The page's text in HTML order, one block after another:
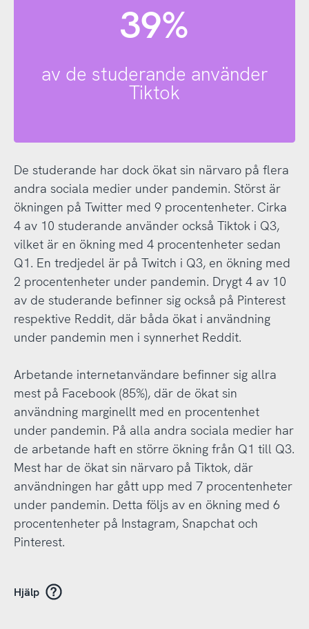
39%
av de studerande använder
Tiktok
De studerande har dock ökat sin närvaro på flera
andra sociala medier under pandemin. Störst är
ökningen på Twitter med 9 procentenheter. Cirka
4 av 10 studerande använder också Tiktok i Q3,
vilket är en ökning med 4 procentenheter sedan
Q1. En tredjedel är på Twitch i Q3, en ökning med
2 procentenheter under pandemin. Drygt 4 av 10
av de studerande befinner sig också på Pinterest
respektive Reddit, där båda ökat i användning
under pandemin men i synnerhet Reddit.
Arbetande internetanvändare befinner sig allra
mest på Facebook (85%), där de ökat sin
användning marginellt med en procentenhet
under pandemin. På alla andra sociala medier har
de arbetande haft en större ökning från Q1 till Q3.
Mest har de ökat sin närvaro på Tiktok, där
användningen har gått upp med 7 procentenheter
under pandemin. Detta följs av en ökning med 6
procentenheter på Instagram, Snapchat och
Pinterest.
Hjälp